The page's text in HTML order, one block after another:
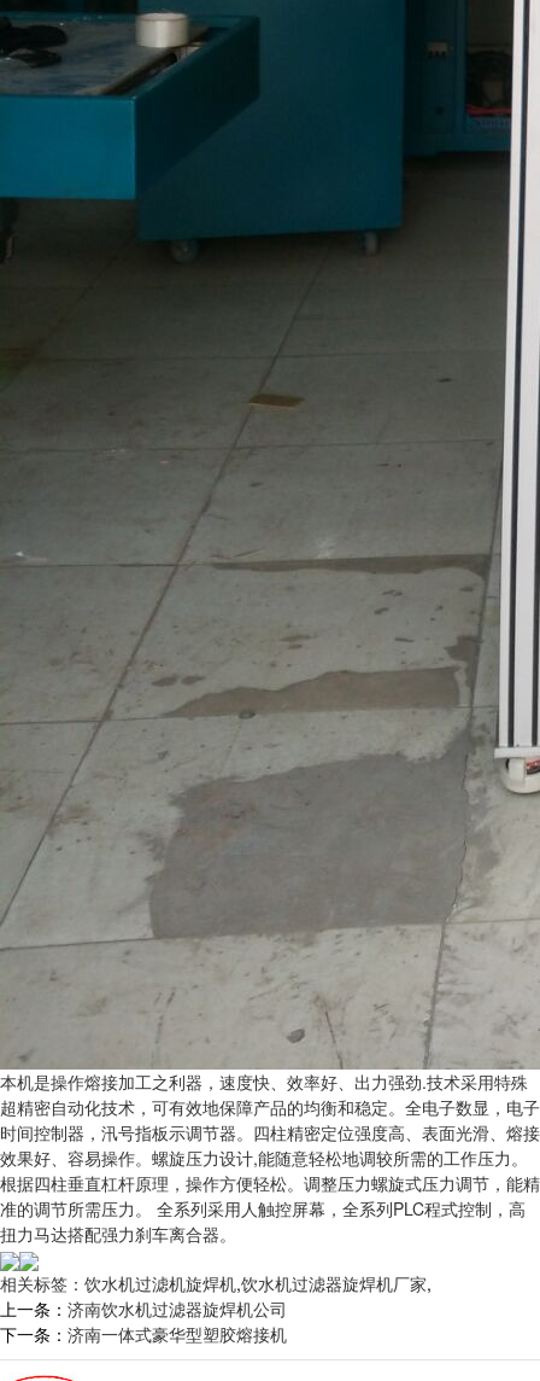
本机是操作熔接加工之利器，速度快、效率好、出力强劲.技术采用特殊
超精密自动化技术，可有效地保障产品的均衡和稳定。全电子数显，电子
时间控制器，汛号指板示调节器。四柱精密定位强度高、表面光滑、熔接
效果好、容易操作。螺旋压力设计,能随意轻松地调较所需的工作压力。
根据四柱垂直杠杆原理，操作方便轻松。调整压力螺旋式压力调节，能精
准的调节所需压力。 全系列采用人触控屏幕，全系列PLC程式控制，高
扭力马达搭配强力刹车离合器。
相关标签： 饮水机过滤机旋焊机,饮水机过滤器旋焊机厂家,
上一条： 济南饮水机过滤器旋焊机公司
下一条： 济南一体式豪华型塑胶熔接机